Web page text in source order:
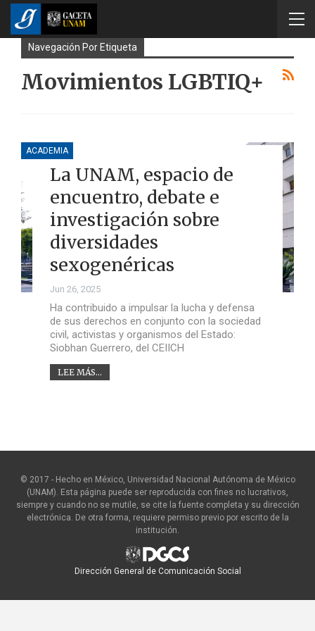
Navegación Por Etiqueta
Movimientos LGBTIQ+
ACADEMIA
La UNAM, espacio de
encuentro, debate e
investigación sobre
diversidades
sexogenéricas
Jun 26, 2025
Ha contribuido a impulsar la lucha y defensa
de sus derechos en conjunto con la sociedad
civil, activistas y organismos del Estado:
Siobhan Guerrero, del CEIICH
LEE MÁS...
© 2017 - Hecho en México, Universidad Nacional Autónoma de México
(UNAM). Esta página puede ser reproducida con fines no lucrativos,
siempre y cuando no se mutile, se cite la fuente completa y su dirección
electrónica. De otra forma, requiere permiso previo por escrito de la
institución.
Dirección General de Comunicación Social